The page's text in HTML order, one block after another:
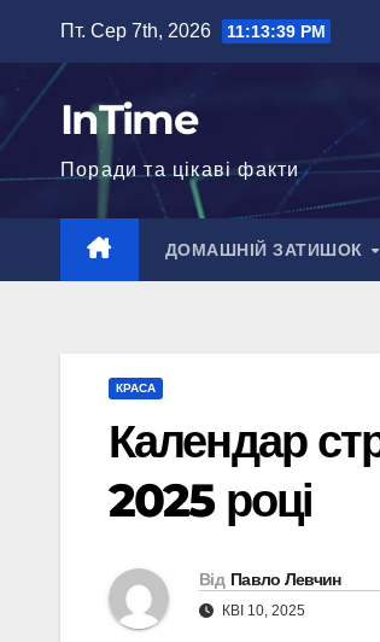
вмісту
Пт. Сер 7th, 2026 11:13:40 PM
InTime
Поради та цікаві факти
ДОМАШНІЙ ЗАТИШОК
КРАСА
Календар
2025 році
Від Павло Левчин
КВІ 10, 2025